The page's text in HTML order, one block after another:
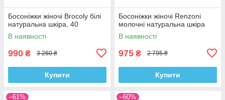
Босоніжки жіночі Brocoly білі
натуральна шкіра, 40
В наявності
990 ₴ 3 260 ₴
Купити
Босоніжки жіночі Renzoni
молочні натуральна шкіра
В наявності
975 ₴ 2 795 ₴
Купити
–61% –60%